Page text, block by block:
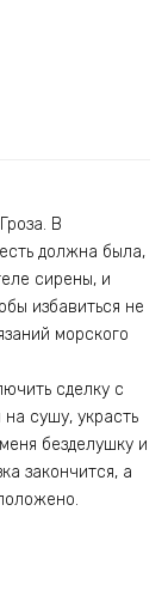
В
должна была,
сирены, и
избавиться не
морского
сделку с
сушу, украсть
безделушку и
закончится, а